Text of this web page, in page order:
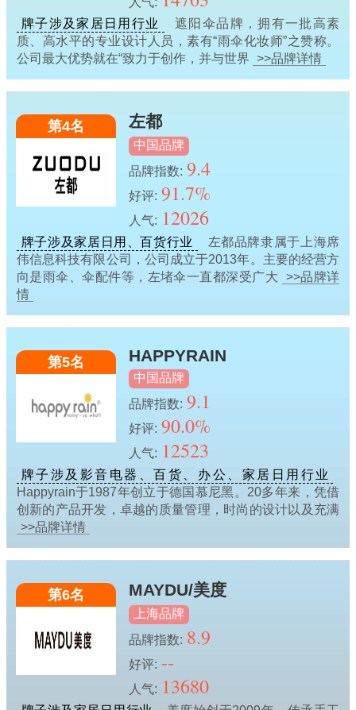
牌子涉及家居日用行业
遮阳伞品牌，拥有一批高素
质、高水平的专业设计人员，素有“雨伞化妆师”之赞称。
公司最大优势就在“致力于创作，并与世界 >>品牌详情
第4名 左都
中国品牌
品牌指数: 9.4
好评: 91.7%
人气: 12026
牌子涉及家居日用、百货行业
左都品牌隶属于上海席
伟信息科技有限公司，公司成立于2013年。主要的经营方
向是雨伞、伞配件等，左堵伞一直都深受广大
>>品牌详
情
第5名 HAPPYRAIN
中国品牌
品牌指数: 9.1
好评: 90.0%
人气: 12523
牌子涉及影音电器、百货、办公、家居日用行业
Happyrain于1987年创立于德国慕尼黑。20多年来，凭借
创新的产品开发，卓越的质量管理，时尚的设计以及充满
>>品牌详情
第6名 MAYDU/美度
上海品牌
品牌指数: 8.9
好评: --
人气: 13680